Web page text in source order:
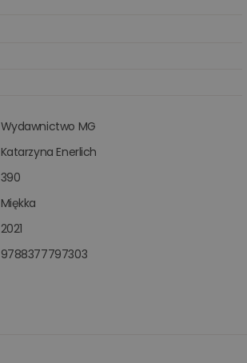
Wydawnictwo MG
Katarzyna Enerlich
390
Miękka
2021
9788377797303